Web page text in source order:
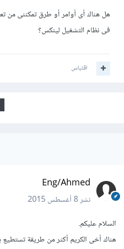
فى نظام التشغيل لينكس؟
اقتباس
Eng/Ahmed
نشر8 أغسطس 2015
السلام عليكم.